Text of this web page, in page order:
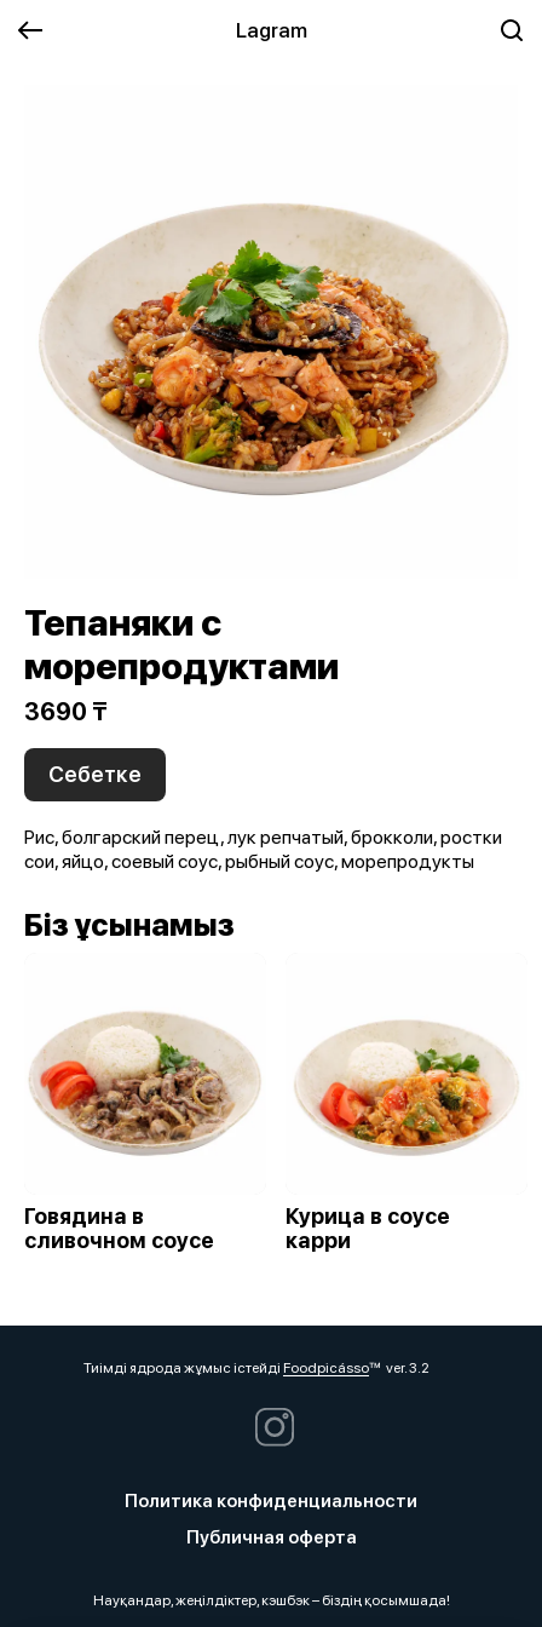
Lagram
Тепаняки с
морепродуктами
3690 ₸
Себетке
Рис, болгарский перец, лук репчатый, брокколи, ростки
сои, яйцо, соевый соус, рыбный соус, морепродукты
Біз ұсынамыз
Говядина в
сливочном соусе
Курица в соусе
карри
Тиімді ядрода жұмыс істейді Foodpicássover. 3.2
Политика конфиденциальности
Публичная оферта
Науқандар, жеңілдіктер, кэшбэк – біздің қосымшада!